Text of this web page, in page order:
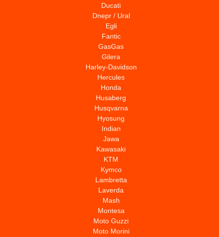
Ducati
Dnepr / Ural
Egli
Fantic
GasGas
Gilera
Harley-Davidson
Hercules
Honda
Husaberg
Husqvarna
Hyosung
Indian
Jawa
Kawasaki
KTM
Kymco
Lambretta
Laverda
Mash
Montesa
Moto Guzzi
Moto Morini